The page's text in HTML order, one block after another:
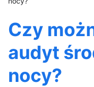
Czy
audyt
nocy?